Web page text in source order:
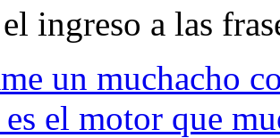
ingreso a las
un muchacho
el motor que